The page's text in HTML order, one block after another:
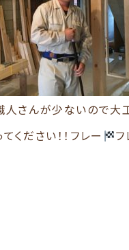
人さんが少ないので大
ください！！フレー
フ